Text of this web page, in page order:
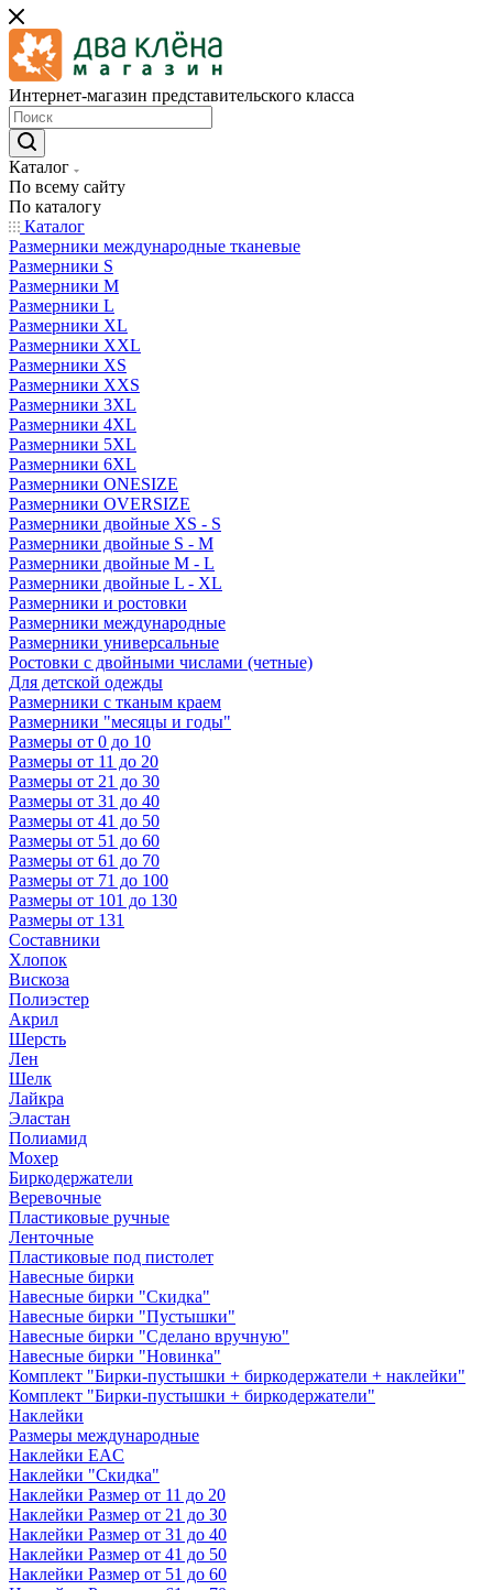
Интернет-магазин представительского класса
Каталог
По всему сайту
По каталогу
Каталог
Размерники международные тканевые
Размерники S
Размерники M
Размерники L
Размерники XL
Размерники XXL
Размерники XS
Размерники XXS
Размерники 3XL
Размерники 4XL
Размерники 5XL
Размерники 6XL
Размерники ONESIZE
Размерники OVERSIZE
Размерники двойные XS - S
Размерники двойные S - M
Размерники двойные M - L
Размерники двойные L - XL
Размерники и ростовки
Размерники международные
Размерники универсальные
Ростовки с двойными числами (четные)
Для детской одежды
Размерники с тканым краем
Размерники "месяцы и годы"
Размеры от 0 до 10
Размеры от 11 до 20
Размеры от 21 до 30
Размеры от 31 до 40
Размеры от 41 до 50
Размеры от 51 до 60
Размеры от 61 до 70
Размеры от 71 до 100
Размеры от 101 до 130
Размеры от 131
Составники
Хлопок
Вискоза
Полиэстер
Акрил
Шерсть
Лен
Шелк
Лайкра
Эластан
Полиамид
Мохер
Биркодержатели
Веревочные
Пластиковые ручные
Ленточные
Пластиковые под пистолет
Навесные бирки
Навесные бирки "Скидка"
Навесные бирки "Пустышки"
Навесные бирки "Сделано вручную"
Навесные бирки "Новинка"
Комплект "Бирки-пустышки + биркодержатели + наклейки"
Комплект "Бирки-пустышки + биркодержатели"
Наклейки
Размеры международные
Наклейки EAC
Наклейки "Скидка"
Наклейки Размер от 11 до 20
Наклейки Размер от 21 до 30
Наклейки Размер от 31 до 40
Наклейки Размер от 41 до 50
Наклейки Размер от 51 до 60